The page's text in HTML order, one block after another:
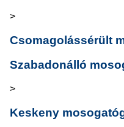
>
Csomagolássérült
Szabadonálló
>
Keskeny